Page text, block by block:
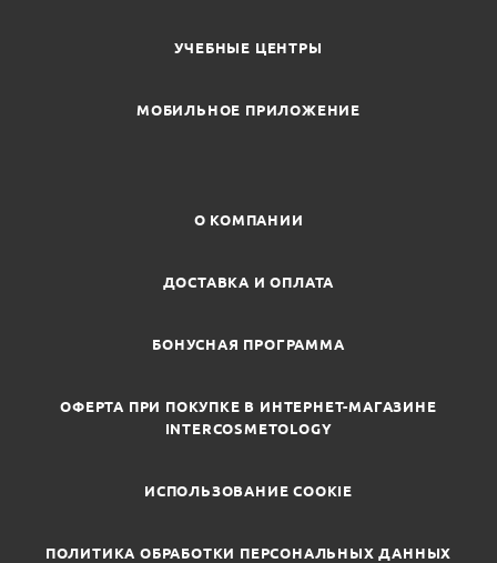
УЧЕБНЫЕ ЦЕНТРЫ
МОБИЛЬНОЕ ПРИЛОЖЕНИЕ
О КОМПАНИИ
ДОСТАВКА И ОПЛАТА
БОНУСНАЯ ПРОГРАММА
ОФЕРТА ПРИ ПОКУПКЕ В ИНТЕРНЕТ-МАГАЗИНЕ
INTERCOSMETOLOGY
ИСПОЛЬЗОВАНИЕ COOKIE
ПОЛИТИКА ОБРАБОТКИ ПЕРСОНАЛЬНЫХ ДАННЫХ